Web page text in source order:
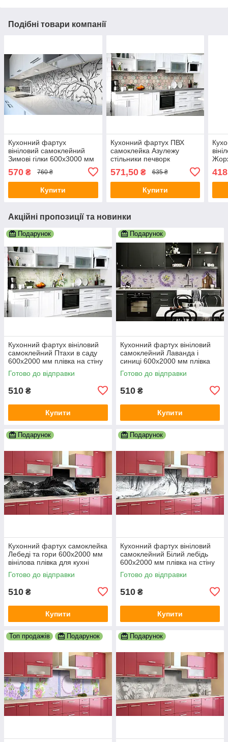
Подібні товари компанії
Кухонний фартух
вініловий самоклейний
Зимові гілки 600х3000 мм
Pocket Z181783
570 ₴ 760 ₴
Купити
Кухонний фартух ПВХ
самоклейка Азулежу
стільники печворк
стіну Happy Pocket
Z183671
571,50₴ 635 ₴
Купити
418
Акційні пропозиції та новинки
Подарунок
Кухонний фартух вініловий
самоклейний Птахи в саду
600х2000 мм плівка на стіну
Happy Pocket Z181429
Готово до відправки
510 ₴
Купити
Подарунок
Кухонний фартух вініловий
самоклейний Лаванда і
синиці 600х2000 мм плівка
на стіну Happy Pocket
Z181344
Готово до відправки
510 ₴
Купити
Подарунок
Кухонний фартух самоклейка
Лебеді та гори 600х2000 мм
вінілова плівка для кухні
Happy Pocket Z181424
Готово до відправки
510 ₴
Купити
Подарунок
Кухонний фартух вініловий
самоклейний Білий лебідь
600х2000 мм плівка на стіну
Happy Pocket Z181461
Готово до відправки
510 ₴
Купити
Топ продажів Подарунок Подарунок